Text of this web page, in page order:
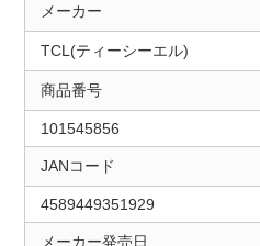
メーカー
TCL(ティーシーエル)
商品番号
101545856
JANコード
4589449351929
メーカー発売日